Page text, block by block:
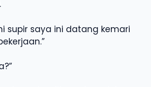
supir saya ini datang kemari